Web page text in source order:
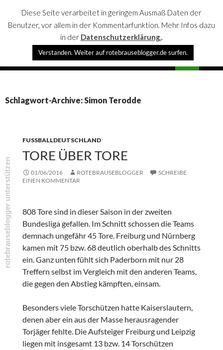
rotebrauseblogger
SPRINGE
Schlagwort-Archive: Simon Terodde
FUSSBALLDEUTSCHLAND
TORE ÜBER TORE
01/06/2016 ROTEBRAUSEBLOGGER
SCHREIBE
EINEN KOMMENTAR
808 Tore sind in dieser Saison in der zweiten
Bundesliga gefallen. Im Schnitt schossen die Teams
demnach ungefähr 45 Tore. Freiburg und Nürnberg
kamen mit 75 bzw. 68 deutlich oberhalb des Schnitts
ein. Ganz unten fühlt sich Paderborn mit nur 28
Treffern selbst im Vergleich mit den anderen Teams,
die gegen den Abstieg kämpften, einsam.
Besonders viele Torschützen hatte Kaiserslautern,
denen aber ein aus der Masse herausragender
Torjäger fehlte. Die Aufsteiger Freiburg und Leipzig
liegen mit insgesamt 13 bzw. 14 Torschützen
Diese Seite verarbeitet in geringem Ausmaß Daten der
Benutzer, vor allem in der Kommentarfunktion. Mehr Infos dazu
in der Datenschutzerklärung..
Verstanden. Weiter auf rotebrauseblogger.de surfen.
rotebrauseblogger unterstützen